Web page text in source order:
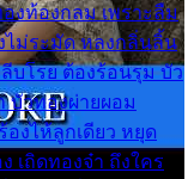
งท้องกลม เพราะลืม
ไม่ระมัด หลงกลิ่นลิ้น
บโรย ต้องร้อนรุม บัว
วทองผ่ายผอม
งไห้ลูกเดียว หยุด
เถิดทองจ๋า ถึงใคร